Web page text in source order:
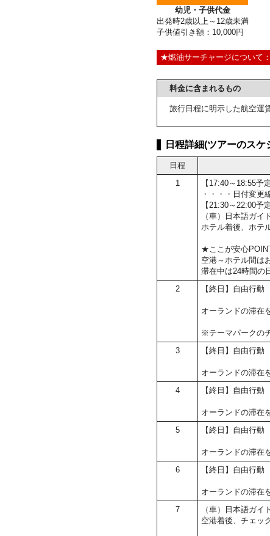
幼児・子供代金
出発時2歳以上～12歳未満
子供値引き額：10,000円
★燃油サーチャージについて
料金に含まれるもの
旅行日程に明示した航空運
日程詳細(ツアーのスケ
日程
1
【17:40～18:55
・・・・日付変更
【21:30～22:00予
（車）日本語ガイ
ホテル着後、ホテ
★ここが安心
空港～ホテル間は
滞在中は24時間の
2 【終日】自由行動
オーランドの滞在
※テーマパークの
3 【終日】自由行動
オーランドの滞在
4
【終日】自由行動
オーランドの滞在
5
【終日】自由行動
オーランドの滞在
6
【終日】自由行動
オーランドの滞在
7
（車）日本語ガイ
空港着後、チェッ